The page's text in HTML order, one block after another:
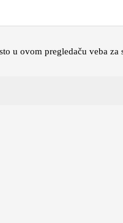
u ovom pregledaču veba za